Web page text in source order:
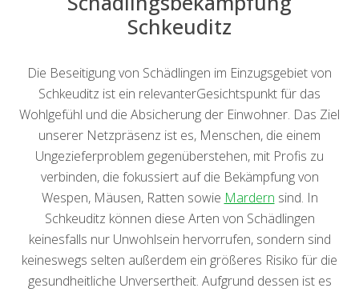
Schkeuditz
Die Beseitigung von Schädlingen im Einzugsgebiet von
Schkeuditz ist ein relevanterGesichtspunkt für das
Wohlgefühl und die Absicherung der Einwohner. Das Ziel
unserer Netzpräsenz ist es, Menschen, die einem
Ungezieferproblem gegenüberstehen, mit Profis zu
verbinden, die fokussiert auf die Bekämpfung von
Wespen, Mäusen, Ratten sowie Mardern sind. In
Schkeuditz können diese Arten von Schädlingen
keinesfalls nur Unwohlsein hervorrufen, sondern sind
keineswegs selten außerdem ein größeres Risiko für die
gesundheitliche Unversertheit. Aufgrund dessen ist es